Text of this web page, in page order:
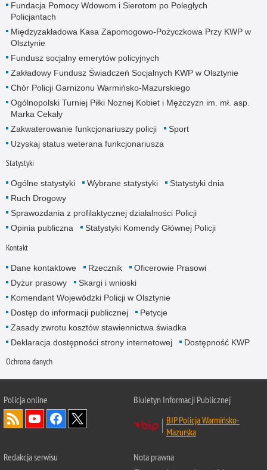
Fundacja Pomocy Wdowom i Sierotom po Poległych
Policjantach
Międzyzakładowa Kasa Zapomogowo-Pożyczkowa Przy KWP w
Olsztynie
Fundusz socjalny emerytów policyjnych
Zakładowy Fundusz Świadczeń Socjalnych KWP w Olsztynie
Chór Policji Garnizonu Warmińsko-Mazurskiego
Ogólnopolski Turniej Piłki Nożnej Kobiet i Mężczyzn im. mł. asp.
Marka Cekały
Zakwaterowanie funkcjonariuszy policji
Sport
Uzyskaj status weterana funkcjonariusza
Statystyki
Ogólne statystyki Wybrane statystyki
Statystyki dnia
Ruch Drogowy
Sprawozdania z profilaktycznej działalności Policji
Opinia publiczna
Statystyki Komendy Głównej Policji
Kontakt
Dane kontaktowe Rzecznik
Oficerowie Prasowi
Dyżur prasowy
Skargi i wnioski
Komendant Wojewódzki Policji w Olsztynie
Dostęp do informacji publicznej
Petycje
Zasady zwrotu kosztów stawiennictwa świadka
Deklaracja dostępności strony internetowej
Dostępność KWP
Ochrona danych
Policja online
Biuletyn Informacji Publicznej
BIP Policja Warmińsko-
Mazurska
Redakcja serwisu
Nota prawna